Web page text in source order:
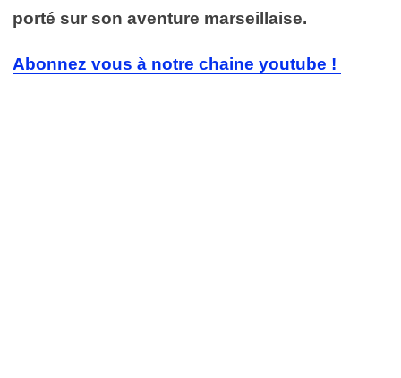
porté sur son aventure marseillaise.
Abonnez vous à notre chaine youtube !